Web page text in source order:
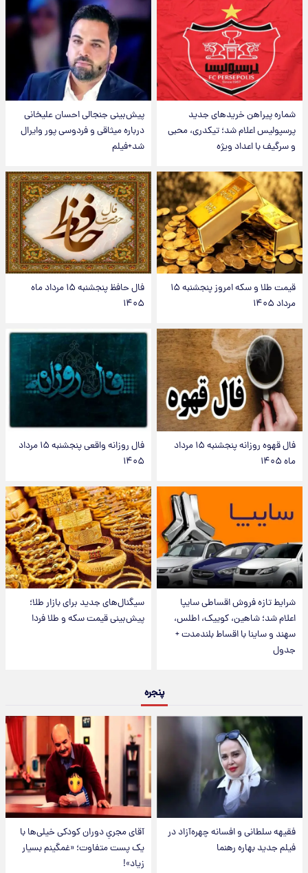
شماره پیراهن خریدهای جدید
پرسپولیس اعلام شد؛ تیکدری، محبی
و سرگیف با اعداد ویژه
پیش‌بینی جنجالی احسان علیخانی
درباره میثاقی و فردوسی پور وایرال
شد+فیلم
قیمت طلا و سکه امروز پنجشنبه ۱۵
مرداد ۱۴۰۵
فال حافظ پنجشنبه ۱۵ مرداد ماه
۱۴۰۵
فال قهوه روزانه پنجشنبه ۱۵ مرداد
ماه ۱۴۰۵
فال روزانه واقعی پنجشنبه ۱۵ مرداد
۱۴۰۵
شرایط تازه فروش اقساطی سایپا
اعلام شد؛ شاهین، کوییک، اطلس،
سهند و ساینا با اقساط بلندمدت +
جدول
سیگنال‌های جدید برای بازار طلا؛
پیش‌بینی قیمت سکه و طلا فردا
پنجره
فقیهه سلطانی و افسانه چهره‌آزاد در
فیلم جدید بهاره رهنما
آقای مجریِ دوران کودکی خیلی‌ها با
یک پست متفاوت؛ «غمگینم بسیار
زیاد»!